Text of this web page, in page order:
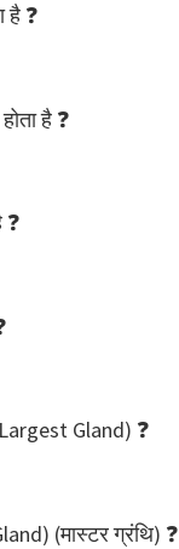
है ❓
है ❓
Gland) ❓
(मास्टर ग्रंथि) ❓